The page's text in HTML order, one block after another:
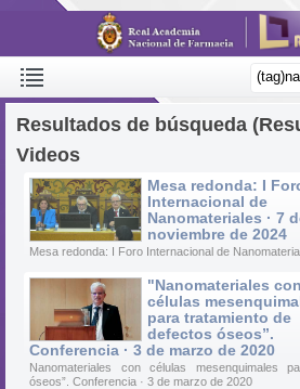
Resultados de búsqueda
Videos
Mesa redonda: I
Internacional de
Nanomateriales · 7
noviembre de 2024
Mesa redonda: I Foro Internacional de
"Nanomateriales con
células
para tratamiento de
defectos óseos”.
Conferencia · 3 de marzo de 2020
Nanomateriales con células mesenquimales
óseos”. Conferencia · 3 de marzo de 2020